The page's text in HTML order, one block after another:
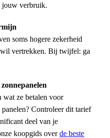
jouw verbruik.
soms hogere zekerheid
wil vertrekken. Bij twijfel: ga
ze betalen voor
Controleer dit tarief
deel van je
koopgids overde beste